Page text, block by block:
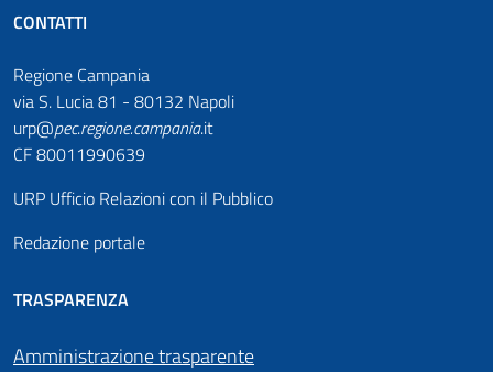
CONTATTI
Regione Campania
via S. Lucia 81 - 80132 Napoli
urp@pec.regione.campania.it
CF 80011990639
URP Ufficio Relazioni con il Pubblico
Redazione portale
TRASPARENZA
Amministrazione trasparente